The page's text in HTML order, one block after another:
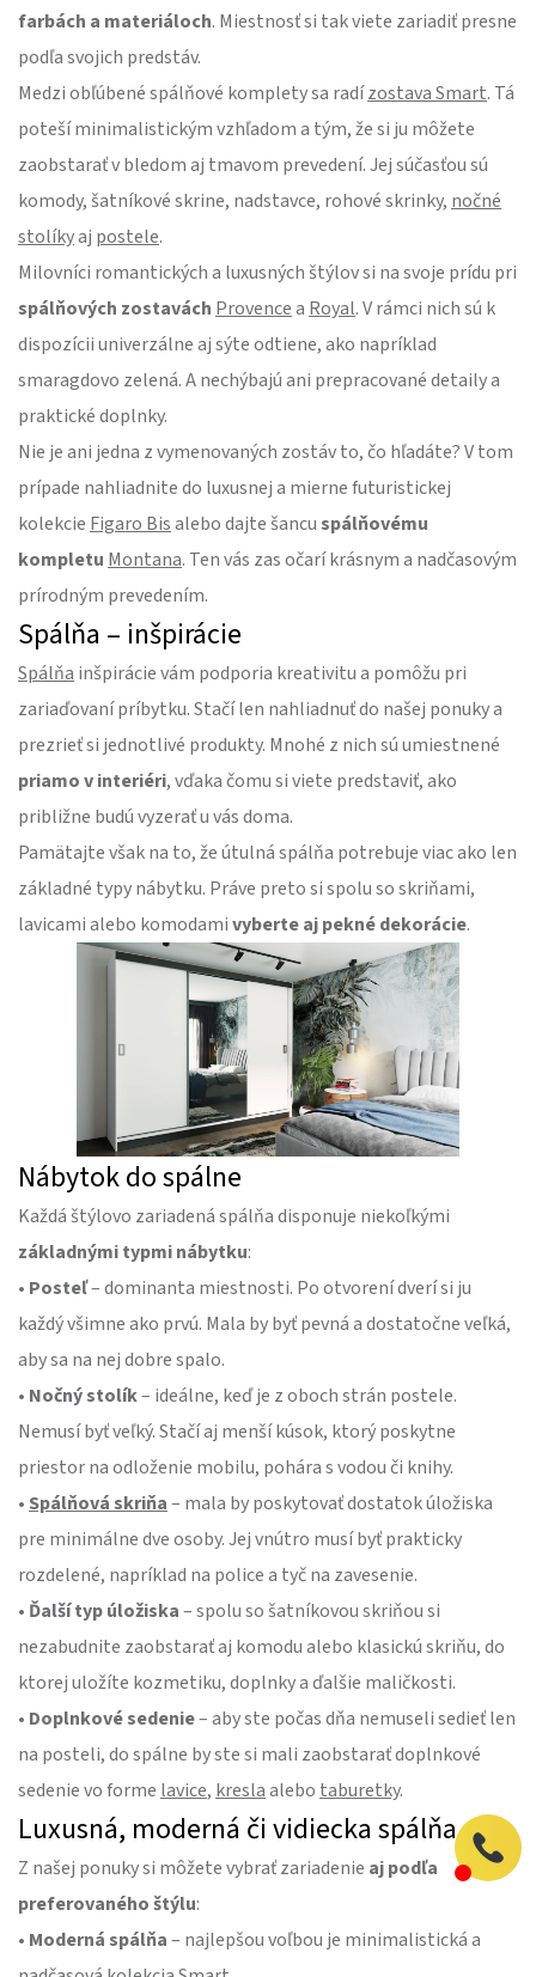
farbách a materiáloch. Miestnosť si tak viete zariadiť presne
podľa svojich predstáv.
Medzi obľúbené spálňové komplety sa radízostava Smart. Tá
poteší minimalistickým vzhľadom a tým, že si ju môžete
zaobstarať v bledom aj tmavom prevedení. Jej súčasťou sú
komody, šatníkové skrine, nadstavce, rohové skrinky, nočné
stolíkyaj postele.
Milovníci romantických a luxusných štýlov si na svoje prídu pri
spálňových zostavách Provencea Royal. V rámci nich sú k
dispozícii univerzálne aj sýte odtiene, ako napríklad
smaragdovo zelená. A nechýbajú ani prepracované detaily a
praktické doplnky.
Nie je ani jedna z vymenovaných zostáv to, čo hľadáte? V tom
prípade nahliadnite do luxusnej a mierne futuristickej
kolekcie Figaro Bisalebo dajte šancuspálňovému
kompletu Montana. Ten vás zas očarí krásnym a nadčasovým
prírodným prevedením.
Spálňa – inšpirácie
Spálňa inšpirácie vám podporia kreativitu a pomôžu pri
zariaďovaní príbytku. Stačí len nahliadnuť do našej ponuky a
prezrieť si jednotlivé produkty. Mnohé z nich sú umiestnené
priamo v interiéri, vďaka čomu si viete predstaviť, ako
približne budú vyzerať u vás doma.
Pamätajte však na to, že útulná spálňa potrebuje viac ako len
základné typy nábytku. Práve preto si spolu so skriňami,
lavicami alebo komodamivyberte aj pekné dekorácie.
Nábytok do spálne
Každá štýlovo zariadená spálňa disponuje niekoľkými
základnými typmi nábytku:
• Posteľ– dominanta miestnosti. Po otvorení dverí si ju
každý všimne ako prvú. Mala by byť pevná a dostatočne veľká,
aby sa na nej dobre spalo.
• Nočný stolík– ideálne, keď je z oboch strán postele.
Nemusí byť veľký. Stačí aj menší kúsok, ktorý poskytne
priestor na odloženie mobilu, pohára s vodou či knihy.
• Spálňová skriňa– mala by poskytovať dostatok úložiska
pre minimálne dve osoby. Jej vnútro musí byť prakticky
rozdelené, napríklad na police a tyč na zavesenie.
• Ďalší typ úložiska– spolu so šatníkovou skriňou si
nezabudnite zaobstarať aj komodu alebo klasickú skriňu, do
ktorej uložíte kozmetiku, doplnky a ďalšie maličkosti.
• Doplnkové sedenie– aby ste počas dňa nemuseli sedieť len
na posteli, do spálne by ste si mali zaobstarať doplnkové
sedenie vo forme lavice, kreslaalebo taburetky.
Luxusná, moderná či vidiecka spálňa
Z našej ponuky si môžete vybrať zariadenie aj podľa
preferovaného štýlu:
• Moderná spálňa– najlepšou voľbou je minimalistická a